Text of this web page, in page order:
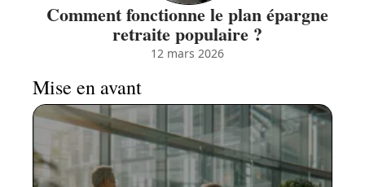
Comment fonctionne le plan épargne
retraite populaire ?
12 mars 2026
Mise en avant